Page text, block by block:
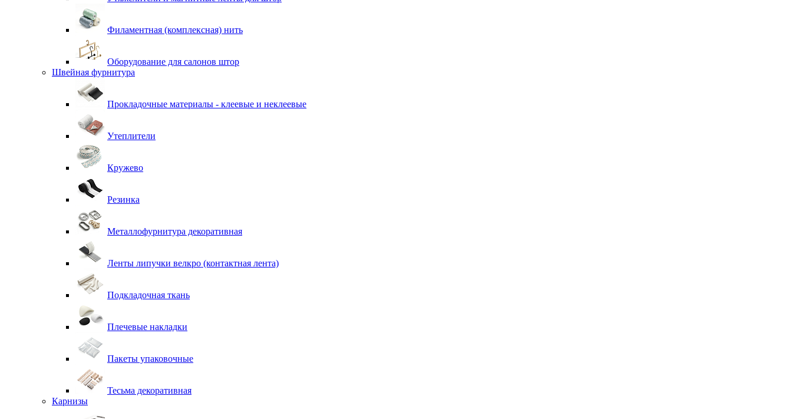
Филаментная (комплексная) нить
Оборудование для салонов штор
Швейная фурнитура
Прокладочные материалы - клеевые и неклеевые
Утеплители
Кружево
Резинка
Металлофурнитура декоративная
Ленты липучки велкро (контактная лента)
Подкладочная ткань
Плечевые накладки
Пакеты упаковочные
Тесьма декоративная
Карнизы